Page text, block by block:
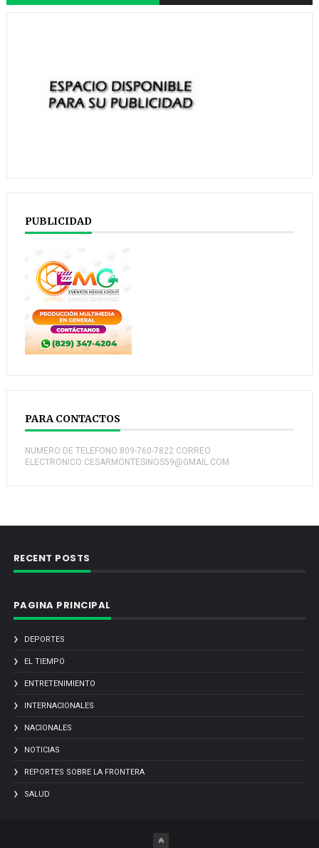
PUBLICIDAD
PARA CONTACTOS
NUMERO DE TELEFONO:809-760-7822 CORREO
ELECTRONICO:CESARMONTESINOS59@GMAIL.COM
RECENT POSTS
PAGINA PRINCIPAL
DEPORTES
EL TIEMPO
ENTRETENIMIENTO
INTERNACIONALES
NACIONALES
NOTICIAS
REPORTES SOBRE LA FRONTERA
SALUD